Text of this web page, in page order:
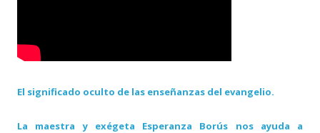
El significado oculto de las enseñanzas del evangelio.
La maestra y exégeta Esperanza Borús nos ayuda a